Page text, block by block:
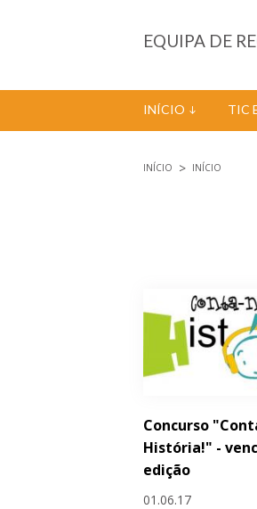
EQUIPA DE
INÍCIO TIC
INÍCIO INÍCIO
Concurso
História!" -
edição
01.06.17
Páginas